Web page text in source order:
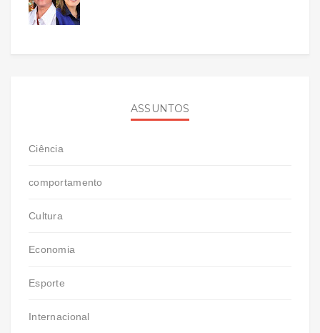
ASSUNTOS
Ciência
comportamento
Cultura
Economia
Esporte
Internacional